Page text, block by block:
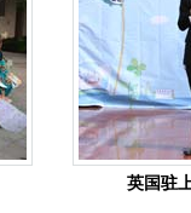
英国驻